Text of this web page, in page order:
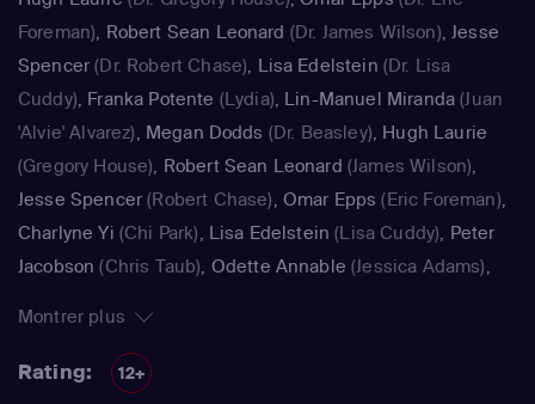
Foreman), Robert Sean Leonard (Dr. James Wilson),Jesse
Spencer (Dr. Robert Chase), Lisa Edelstein (Dr. Lisa
Cuddy), Franka Potente (Lydia), Lin-Manuel Miranda (Juan
'Alvie' Alvarez), Megan Dodds (Dr. Beasley), Hugh Laurie
(Gregory House), Robert Sean Leonard (James Wilson),
Jesse Spencer (Robert Chase), Omar Epps (Eric Foreman),
Charlyne Yi (Chi Park), Lisa Edelstein (Lisa Cuddy), Peter
Jacobson (Chris Taub), Odette Annable (Jessica Adams),
Armstrong
Jennifer Morrison
Montrer plus
Rating: 12+